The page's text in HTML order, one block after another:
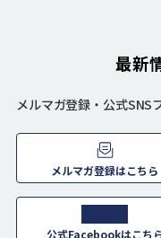
最新
メルマガ登録・公式SNS
メルマガ登録はこちら
公式Facebookはこち